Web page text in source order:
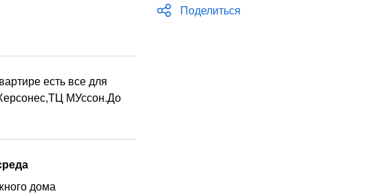
Поделиться
есть все для
МУссон.До
дома